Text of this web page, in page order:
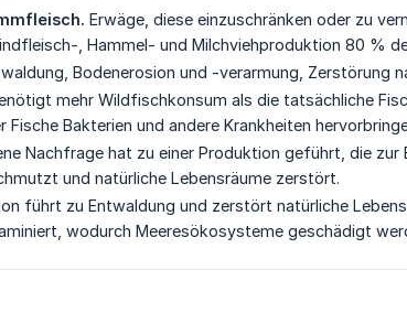
Erwäge, diese einzuschränken oder zu
, Hammel- und Milchviehproduktion 80 %
Bodenerosion und -verarmung, Zerstörung
mehr Wildfischkonsum als die tatsächliche
Fische Bakterien und andere Krankheiten
Nachfrage hat zu einer Produktion geführt, die
und natürliche Lebensräume zerstört.
führt zu Entwaldung und zerstört natürliche
wodurch Meeresökosysteme geschädigt